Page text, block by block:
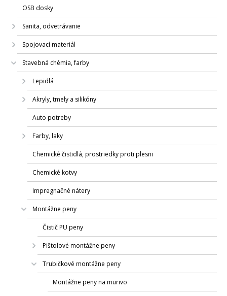
OSB dosky
Sanita, odvetrávanie
Spojovací materiál
Stavebná chémia, farby
Lepidlá
Akryly, tmely a silikóny
Auto potreby
Farby, laky
Chemické čistidlá, prostriedky proti plesni
Chemické kotvy
Impregnačné nátery
Montážne peny
Čistič PU peny
Pištolové montážne peny
Trubičkové montážne peny
Montážne peny na murivo